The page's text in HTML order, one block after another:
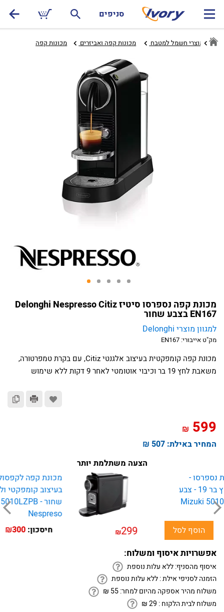
סניפים
מוצרי חשמל למטבח ‏ מכונות קפה ואביזרים ‏ מכונות קפה‏
מכונת קפה נספרסו סיטיז Delonghi Nespresso Citiz
EN167 בצבע שחור
למגוון מוצרי Delonghi
מק"ט אייבורי: EN167
מכונת קפה קומפקטית בעיצוב אלגנטי Citiz, עם בקרת טמפרטורה,
משאבת לחץ 19 בר וכיבוי אוטומטי לאחר 9 דקות ללא שימוש
₪
599
₪
המחיר באילת: 507 ₪
הצעה משתלמת יותר
בר 19 - צבע
מכונת קפה לקפסולות
שחור - Mizuki 5010LZPB
Nespreso
₪300
אפשרויות איסוף ומשלוח:
איסוף מהסניף:ללא עלות נוספת
הזמנה לסניפי אילת :ללא עלות נוספת
משלוח מהיר אספקה מהיום למחר:
₪ 55
משלוח לבית הלקוח :
₪29